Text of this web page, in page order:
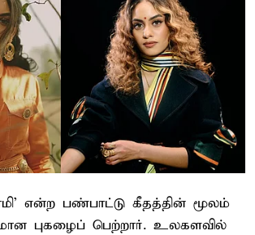
என்ற பண்பாட்டு கீதத்தின் மூலம்
புகழைப் பெற்றார். உலகளவில்